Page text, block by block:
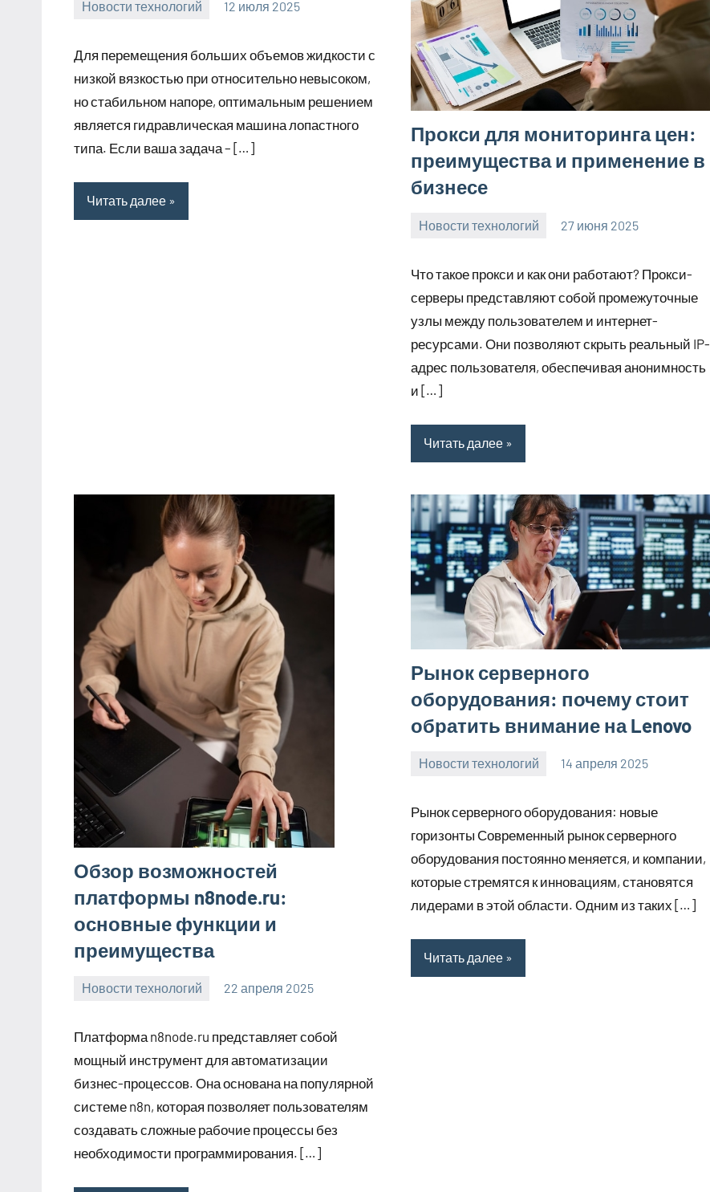
Новости технологий 12 июля 2025
Для перемещения больших объемов жидкости с
низкой вязкостью при относительно невысоком,
но стабильном напоре, оптимальным решением
является гидравлическая машина лопастного
типа. Если ваша задача – […]
Читать далее
Прокси для мониторинга цен:
преимущества и применение в
бизнесе
Новости технологий 27 июня 2025
Что такое прокси и как они работают? Прокси-
серверы представляют собой промежуточные
узлы между пользователем и интернет-
ресурсами. Они позволяют скрыть реальный IP-
адрес пользователя, обеспечивая анонимность
и […]
Читать далее
Обзор возможностей
платформы n8node.ru:
основные функции и
преимущества
Новости технологий 22 апреля 2025
Платформа n8node.ru представляет собой
мощный инструмент для автоматизации
бизнес-процессов. Она основана на популярной
системе n8n, которая позволяет пользователям
создавать сложные рабочие процессы без
необходимости программирования. […]
Рынок серверного
оборудования: почему стоит
обратить внимание на Lenovo
Новости технологий 14 апреля 2025
Рынок серверного оборудования: новые
горизонты Современный рынок серверного
оборудования постоянно меняется, и компании,
которые стремятся к инновациям, становятся
лидерами в этой области. Одним из таких […]
Читать далее